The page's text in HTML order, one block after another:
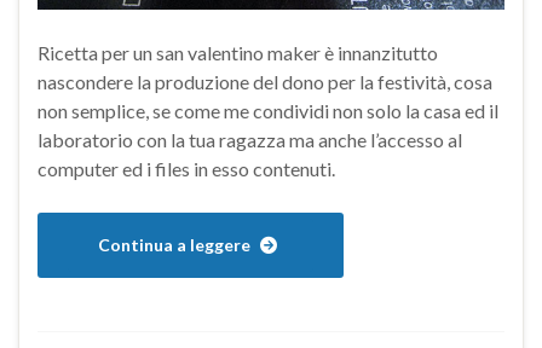
Ricetta per un san valentino maker è innanzitutto
nascondere la produzione del dono per la festività, cosa
non semplice, se come me condividi non solo la casa ed il
laboratorio con la tua ragazza ma anche l’accesso al
computer ed i files in esso contenuti.
Continua a leggere